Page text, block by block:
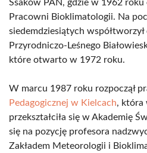
Ssaków PAN, gdzie w 1962 roku
Pracowni Bioklimatologii. Na
siedemdziesiątych
Przyrodniczo-Leśnego
które otwarto w 1972 roku.
W marcu 1987 roku rozpoczął
Pedagogicznej w Kielcach, która
przekształciła się w Akademię
się na pozycję profesora
Zakładem Meteorologii i